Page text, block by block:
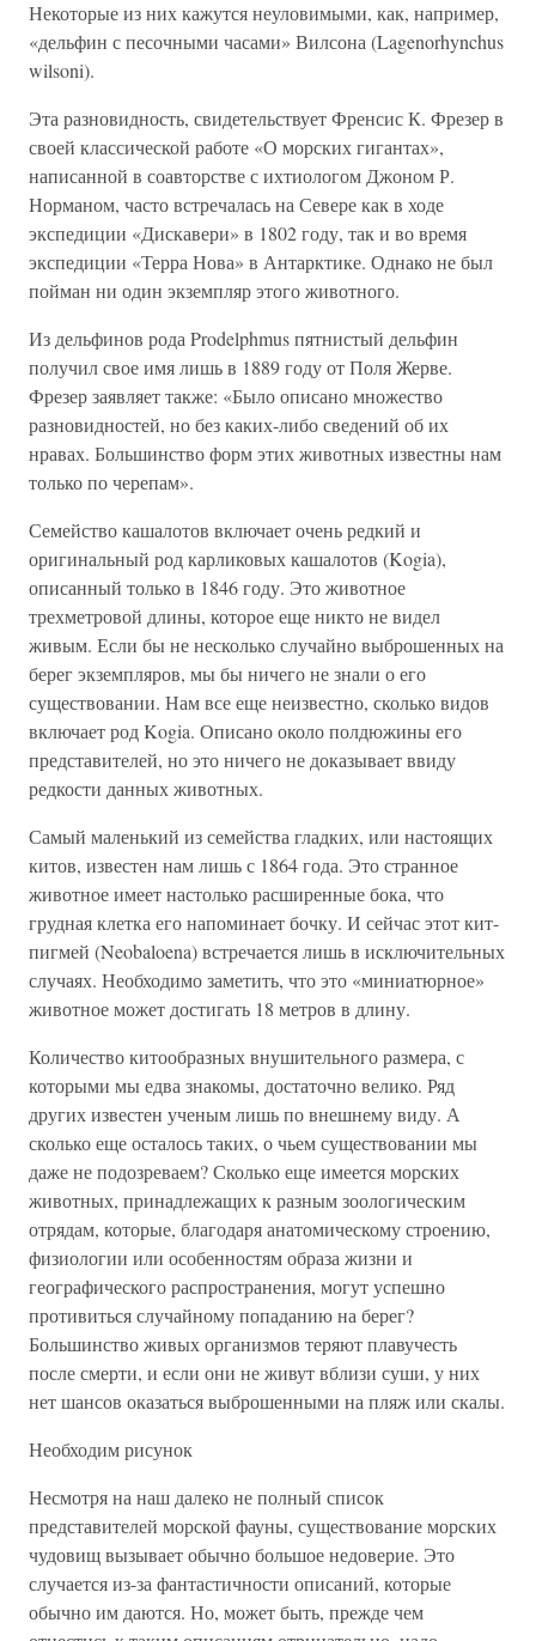
Некоторые из них кажутся неуловимыми, как, например,
«дельфин с песочными часами» Вилсона (Lagenorhynchus
wilsoni).
Эта разновидность, свидетельствует Френсис К. Фрезер в
своей классической работе «О морских гигантах»,
написанной в соавторстве с ихтиологом Джоном Р.
Норманом, часто встречалась на Севере как в ходе
экспедиции «Дискавери» в 1802 году, так и во время
экспедиции «Терра Нова» в Антарктике. Однако не был
пойман ни один экземпляр этого животного.
Из дельфинов рода Prodelphmus пятнистый дельфин
получил свое имя лишь в 1889 году от Поля Жерве.
Фрезер заявляет также: «Было описано множество
разновидностей, но без каких-либо сведений об их
нравах. Большинство форм этих животных известны нам
только по черепам».
Семейство кашалотов включает очень редкий и
оригинальный род карликовых кашалотов (Kogia),
описанный только в 1846 году. Это животное
трехметровой длины, которое еще никто не видел
живым. Если бы не несколько случайно выброшенных на
берег экземпляров, мы бы ничего не знали о его
существовании. Нам все еще неизвестно, сколько видов
включает род Kogia. Описано около полдюжины его
представителей, но это ничего не доказывает ввиду
редкости данных животных.
Самый маленький из семейства гладких, или настоящих
китов, известен нам лишь с 1864 года. Это странное
животное имеет настолько расширенные бока, что
грудная клетка его напоминает бочку. И сейчас этот кит-
пигмей (Neobaloena) встречается лишь в исключительных
случаях. Необходимо заметить, что это «миниатюрное»
животное может достигать 18 метров в длину.
Количество китообразных внушительного размера, с
которыми мы едва знакомы, достаточно велико. Ряд
других известен ученым лишь по внешнему виду. А
сколько еще осталось таких, о чьем существовании мы
даже не подозреваем? Сколько еще имеется морских
животных, принадлежащих к разным зоологическим
отрядам, которые, благодаря анатомическому строению,
физиологии или особенностям образа жизни и
географического распространения, могут успешно
противиться случайному попаданию на берег?
Большинство живых организмов теряют плавучесть
после смерти, и если они не живут вблизи суши, у них
нет шансов оказаться выброшенными на пляж или скалы.
Необходим рисунок
Несмотря на наш далеко не полный список
представителей морской фауны, существование морских
чудовищ вызывает обычно большое недоверие. Это
случается из-за фантастичности описаний, которые
обычно им даются. Но, может быть, прежде чем